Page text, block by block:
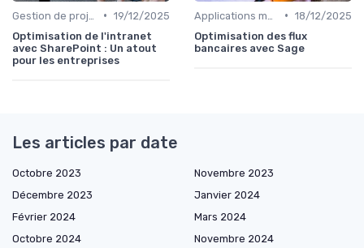
• 19/12/2025
Optimisation de l'intranet
avec SharePoint : Un atout
pour les entreprises
• 18/12/2025
Optimisation des flux
bancaires avec Sage
Les articles par date
Octobre 2023
Novembre 2023
Décembre 2023
Janvier 2024
Février 2024
Mars 2024
Octobre 2024
Novembre 2024